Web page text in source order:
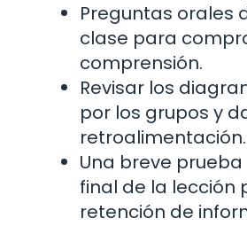
Preguntas orales
clase para
comprensión.
Revisar los
por los grupos y
retroalimentación.
Una breve
final de la lección
retención de